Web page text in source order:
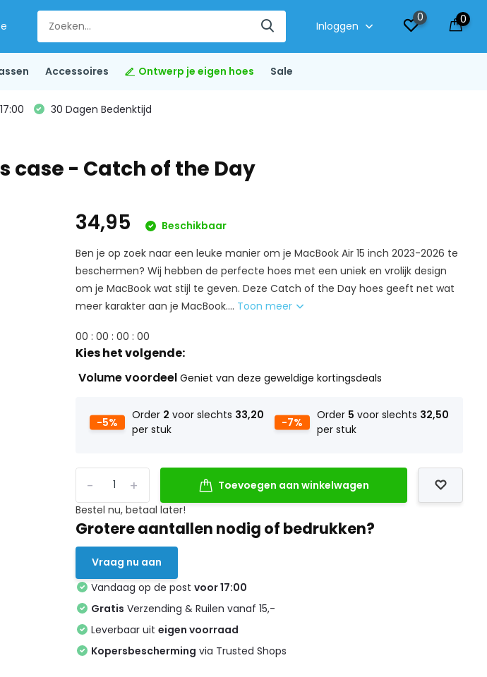
Inloggen
0 0
Accessoires Ontwerp je eigen hoes Sale
30 Dagen Bedenktijd
case - Catch of the Day
34,95
Beschikbaar
Ben je op zoek naar een leuke manier om je MacBook Air 15 inch 2023-2026 te
beschermen? Wij hebben de perfecte hoes met een uniek en vrolijk design
om je MacBook wat stijl te geven. Deze Catch of the Day hoes geeft net wat
meer karakter aan je MacBook.... Toon meer
00 :00 :00 :00
Kies het volgende:
Volume voordeelGeniet van deze geweldige kortingsdeals
-5%
Order 2 voor slechts 33,20
per stuk
-7%
Order 5 voor slechts 32,50
per stuk
+
-
Toevoegen aan winkelwagen
Bestel nu, betaal later!
Grotere aantallen nodig of bedrukken?
Vraag nu aan
Vandaag op de postvoor 17:00
Gratis Verzending & Ruilen vanaf 15,-
Leverbaar uiteigen voorraad
Kopersbescherming via Trusted Shops